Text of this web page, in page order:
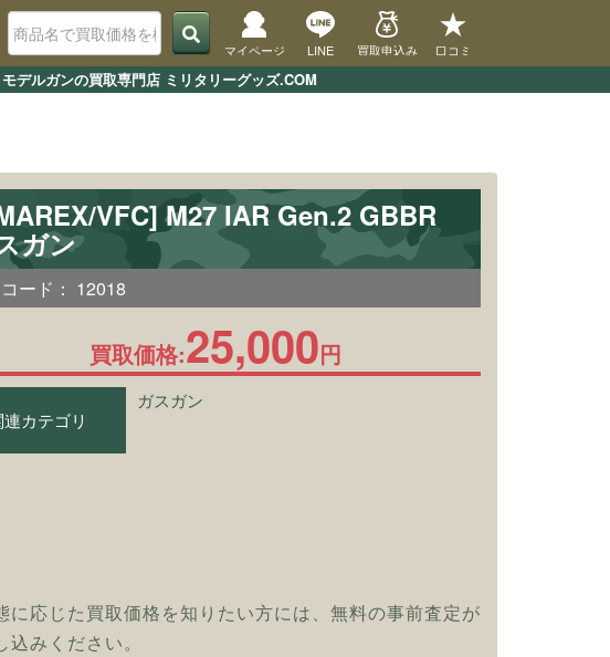
デルガンの買取専門店 ミリタリーグッズ.COM
マイページ LINE 買取申込み 口コミ
VFC] M27 IAR Gen.2 GBBR
ガン
ード： 12018
買取価格:25,000円
連カテゴリ
ガスガン
応じた買取価格を知りたい方には、無料の事前査定が
みください。